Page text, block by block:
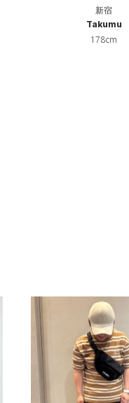
新宿
Takumu
178cm